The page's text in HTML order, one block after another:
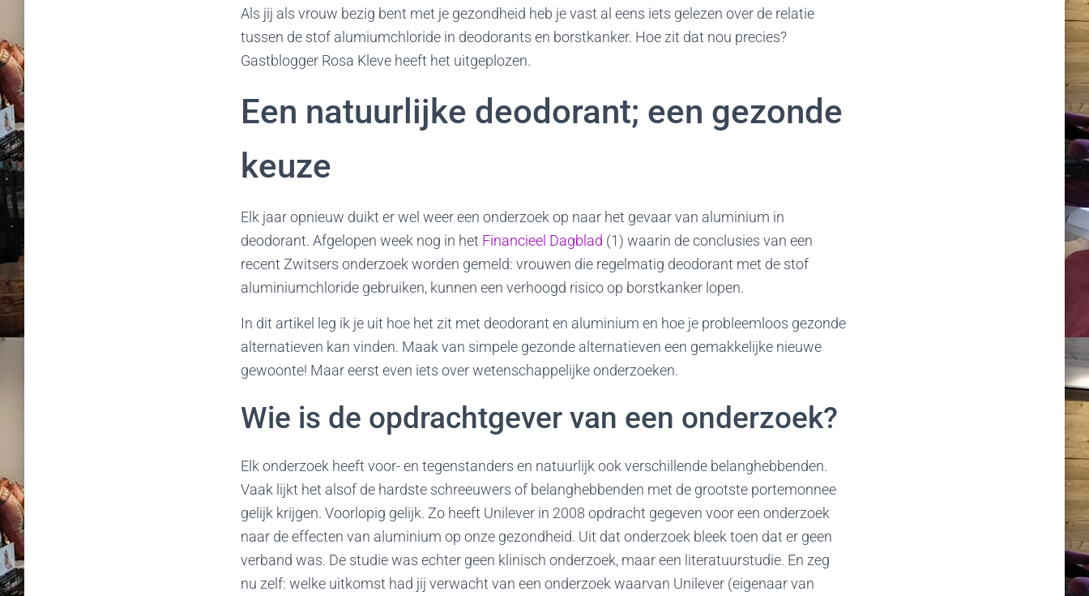
Als jij als vrouw bezig bent met je gezondheid heb je vast al eens iets gelezen over de relatie
tussen de stof alumiumchloride in deodorants en borstkanker. Hoe zit dat nou precies?
Gastblogger Rosa Kleve heeft het uitgeplozen.
Een natuurlijke deodorant; een gezonde
keuze
Elk jaar opnieuw duikt er wel weer een onderzoek op naar het gevaar van aluminium in
deodorant. Afgelopen week nog in het Financieel Dagblad (1) waarin de conclusies van een
recent Zwitsers onderzoek worden gemeld: vrouwen die regelmatig deodorant met de stof
aluminiumchloride gebruiken, kunnen een verhoogd risico op borstkanker lopen.
In dit artikel leg ik je uit hoe het zit met deodorant en aluminium en hoe je probleemloos gezonde
alternatieven kan vinden. Maak van simpele gezonde alternatieven een gemakkelijke nieuwe
gewoonte! Maar eerst even iets over wetenschappelijke onderzoeken.
Wie is de opdrachtgever van een onderzoek?
Elk onderzoek heeft voor- en tegenstanders en natuurlijk ook verschillende belanghebbenden.
Vaak lijkt het alsof de hardste schreeuwers of belanghebbenden met de grootste portemonnee
gelijk krijgen. Voorlopig gelijk. Zo heeft Unilever in 2008 opdracht gegeven voor een onderzoek
naar de effecten van aluminium op onze gezondheid. Uit dat onderzoek bleek toen dat er geen
verband was. De studie was echter geen klinisch onderzoek, maar een literatuurstudie. En zeg
nu zelf: welke uitkomst had jij verwacht van een onderzoek waarvan Unilever (eigenaar van